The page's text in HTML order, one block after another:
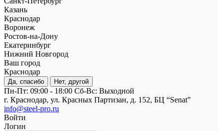
Казань
Краснодар
Воронеж
Ростов-на-Дону
Екатеринбург
Нижний Новгород
Ваш город
Краснодар
Да, спасибо Нет, другой
Пн-Пт: 09:00 - 18:00 Cб-Вс: Выходной
г. Краснодар, ул. Красных Партизан, д. 152, БЦ “Senat”
info@steel-pro.ru
Войти
Логин